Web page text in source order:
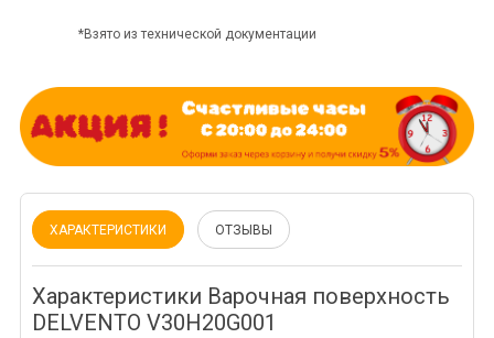
*Взято из технической документации
ХАРАКТЕРИСТИКИ ОТЗЫВЫ
Характеристики Варочная поверхность
DELVENTO V30H20G001